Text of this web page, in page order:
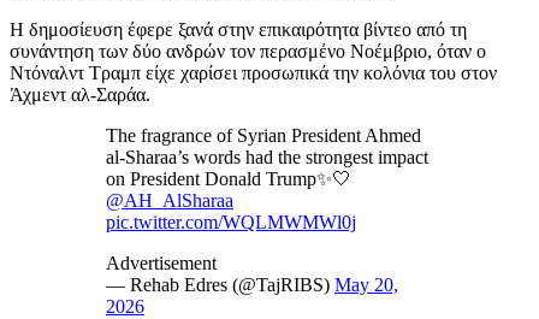
Η δημοσίευση έφερε ξανά στην επικαιρότητα βίντεο από τη
συνάντηση των δύο ανδρών τον περασμένο Νοέμβριο, όταν ο
Ντόναλντ Τραμπ είχε χαρίσει προσωπικά την κολόνια του στον
Άχμεντ αλ-Σαράα.
The fragrance of Syrian President Ahmed
al-Sharaa’s words had the strongest impact
on President Donald Trump✨🤍
@AH_AlSharaa
pic.twitter.com/WQLMWMWl0j
Advertisement
— Rehab Edres (@TajRIBS) May 20,
2026